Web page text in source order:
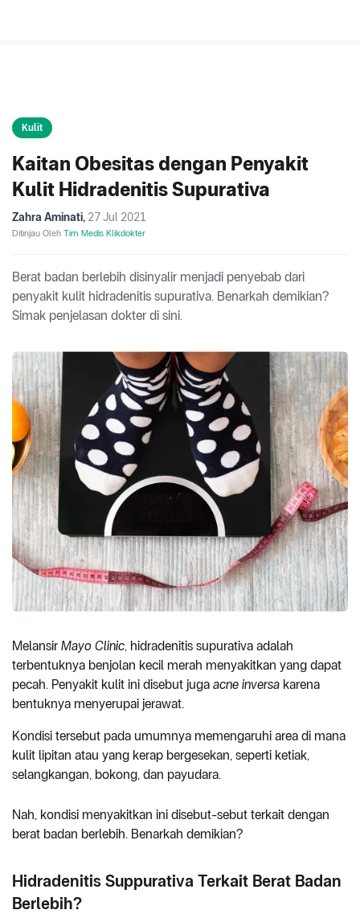
Kulit
Kaitan Obesitas dengan Penyakit
Kulit Hidradenitis Supurativa
Zahra Aminati, 27 Jul 2021
Ditinjau Oleh Tim Medis Klikdokter
Berat badan berlebih disinyalir menjadi penyebab dari
penyakit kulit hidradenitis supurativa. Benarkah demikian?
Simak penjelasan dokter di sini.
Melansir Mayo Clinic, hidradenitis supurativa adalah
terbentuknya benjolan kecil merah menyakitkan yang dapat
pecah. Penyakit kulit ini disebut juga acne inversa karena
bentuknya menyerupai jerawat.
Kondisi tersebut pada umumnya memengaruhi area di mana
kulit lipitan atau yang kerap bergesekan, seperti ketiak,
selangkangan, bokong, dan payudara.
Nah, kondisi menyakitkan ini disebut-sebut terkait dengan
berat badan berlebih. Benarkah demikian?
Hidradenitis Suppurativa Terkait Berat Badan
Berlebih?